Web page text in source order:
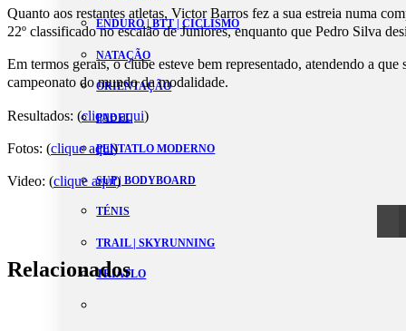
ENDURO | BTT | CICLISMO
NATAÇÃO
ORIENTAÇÃO
PADEL
PENTATLO MODERNO
SUP | BODYBOARD
TÉNIS
TRAIL | SKYRUNNING
TRIATLO
Quanto aos restantes atletas, Victor Barros fez a sua estreia numa
22º classificado no escalão de Juniores, enquanto que Pedro Silva
Em termos gerais, o clube esteve bem representado, atendendo a que
campeonato do mundo da modalidade.
Resultados: (clique aqui)
Fotos: (clique aqui)
Video: (clique aqui)
Relacionados